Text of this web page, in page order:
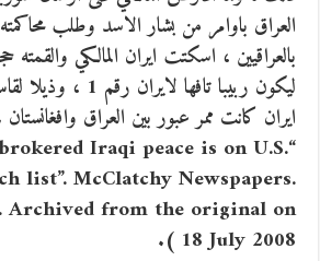
العراق باوامر من بشار الاسد وطلب
بالعراقيين ، اسكتت ايران المالكي والقمته
ليكون ربيبا تافها
ايران كانت ممر عبور بين العراق
Iraqi peace is on U.S.
list”. McClatchy Newspapers.
Archived from the original on
18 July 2008 ).